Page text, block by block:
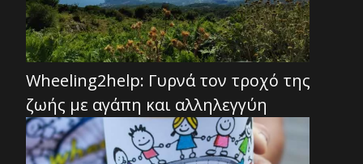
Wheeling2help: Γυρνά τον τροχό της
ζωής με αγάπη και αλληλεγγύη